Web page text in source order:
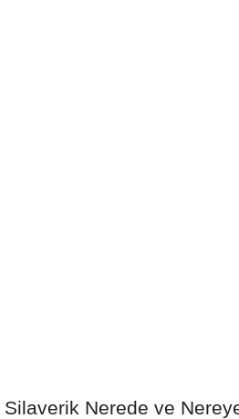
Silaverik Nerede ve